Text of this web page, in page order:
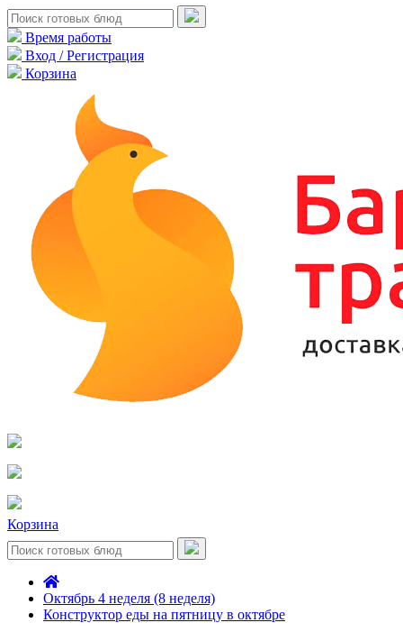
Время работы
Вход / Регистрация
Корзина
Корзина
Октябрь 4 неделя (8 неделя)
Конструктор еды на пятницу в октябре